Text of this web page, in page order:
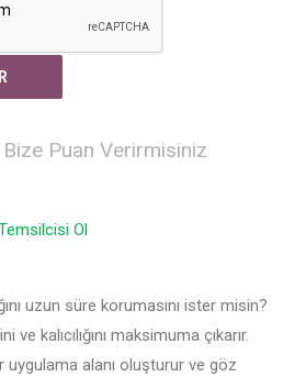
Bize Puan Verirmisiniz
Ol
uzun süre korumasını ister misin?
ve kalıcılığını maksimuma çıkarır.
alanı oluşturur ve göz